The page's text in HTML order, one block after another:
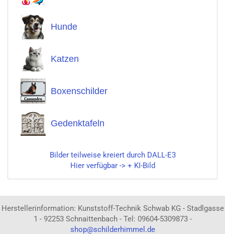
Hunde
Katzen
Boxenschilder
Gedenktafeln
Bilder teilweise kreiert durch DALL-E3
Hier verfügbar -> + KI-Bild
Herstellerinformation: Kunststoff-Technik Schwab KG - Stadlgasse
1 - 92253 Schnaittenbach - Tel: 09604-5309873 -
shop@schilderhimmel.de